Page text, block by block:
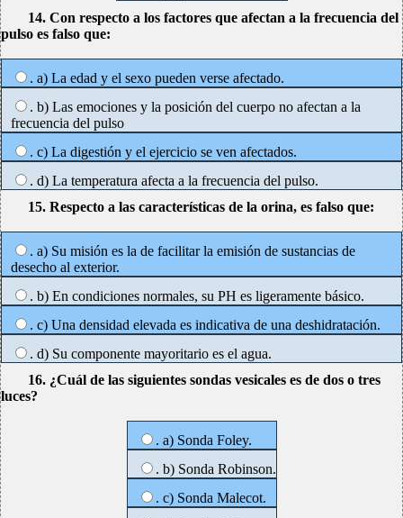
14. Con respecto a los factores que afectan a la frecuencia del
pulso es falso que:
. a) La edad y el sexo pueden verse afectado.
. b) Las emociones y la posición del cuerpo no afectan a la
frecuencia del pulso
. c) La digestión y el ejercicio se ven afectados.
. d) La temperatura afecta a la frecuencia del pulso.
15. Respecto a las características de la orina, es falso que:
. a) Su misión es la de facilitar la emisión de sustancias de
desecho al exterior.
. b) En condiciones normales, su PH es ligeramente básico.
. c) Una densidad elevada es indicativa de una deshidratación.
. d) Su componente mayoritario es el agua.
16. ¿Cuál de las siguientes sondas vesicales es de dos o tres
luces?
. a) Sonda Foley.
. b) Sonda Robinson.
. c) Sonda Malecot.